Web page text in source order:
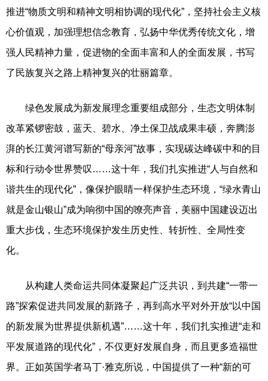
推进“物质文明和精神文明相协调的现代化”，坚持社会主义核
心价值观，加强理想信念教育，弘扬中华优秀传统文化，增
强人民精神力量，促进物的全面丰富和人的全面发展，书写
了民族复兴之路上精神复兴的壮丽篇章。
绿色发展成为新发展理念重要组成部分，生态文明体制
改革紧锣密鼓，蓝天、碧水、净土保卫战成果丰硕，奔腾澎
湃的长江黄河谱写新的“母亲河”故事，实现碳达峰碳中和的目
标和行动令世界赞叹……这十年，我们扎实推进“人与自然和
谐共生的现代化”，像保护眼睛一样保护生态环境，“绿水青山
就是金山银山”成为响彻中国的嘹亮声音，美丽中国建设迈出
重大步伐，生态环境保护发生历史性、转折性、全局性变
化。
从构建人类命运共同体凝聚起广泛共识，到共建“一带一
路”探索促进共同发展的新路子，再到高水平对外开放“以中国
的新发展为世界提供新机遇”……这十年，我们扎实推进“走和
平发展道路的现代化”，不仅更好发展自身，而且更多造福世
界。正如英国学者马丁·雅克所说，中国提供了一种“新的可